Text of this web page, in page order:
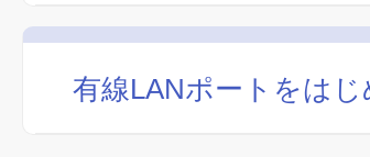
有線LANポートをは